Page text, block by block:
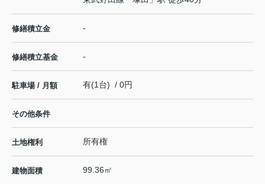
修繕積立金 -
修繕積立基金 -
駐車場 / 月額 有(1台) / 0円
その他条件
土地権利 所有権
建物面積 99.36㎡